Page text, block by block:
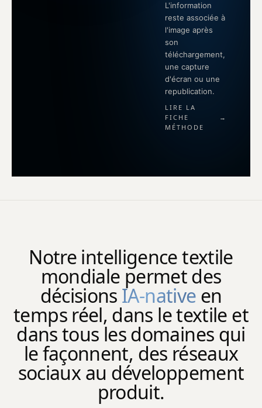
L'information
reste associée à
l'image après
son
téléchargement,
une capture
d'écran ou une
republication.
LIRE LA
FICHE
MÉTHODE
→
Notre intelligence textile
mondiale permet des
décisions IA-native en
temps réel, dans le textile et
dans tous les domaines qui
le façonnent, des réseaux
sociaux au développement
produit.